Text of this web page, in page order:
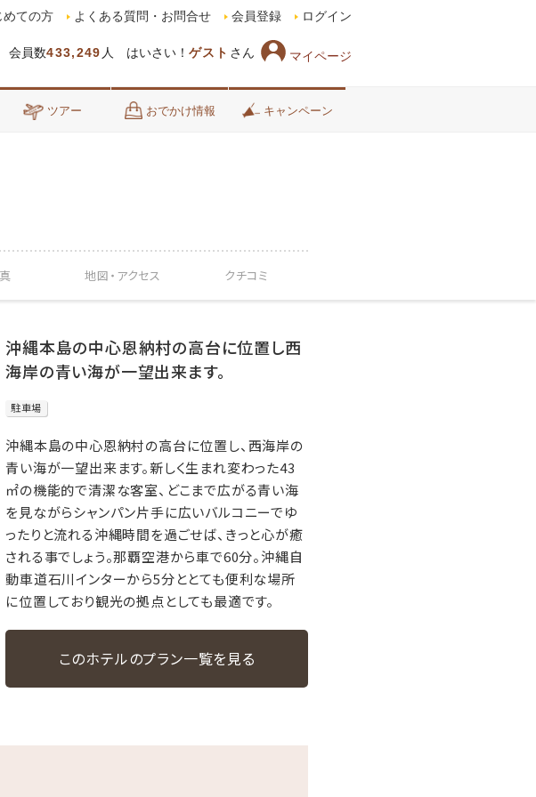
会員数433,249 人 はいさい！ ゲスト さん マイページ
めての方 よくある質問・お問合せ 会員登録 ログイン
ツアー おでかけ情報 キャンペーン
地図・ アクセス クチコミ
沖縄本島の中心恩納村の高台に位置し西
海岸の青い海が一望出来ます。
駐車場
沖縄本島の中心恩納村の高台に位置し、西海岸の
青い海が一望出来ます。新しく生まれ変わった43
㎡の機能的で清潔な客室、どこまで広がる青い海
を見ながらシャンパン片手に広いバルコニーでゆ
ったりと流れる沖縄時間を過ごせば、きっと心が癒
される事でしょう。那覇空港から車で60分。沖縄自
動車道石川インターから5分ととても便利な場所
に位置しており観光の拠点としても最適です。
このホテルのプラン一覧を見る